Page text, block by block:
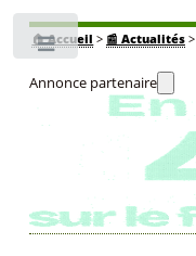
🏠Accueil > 📰 Actualités>
Annonce partenaire
Toggle